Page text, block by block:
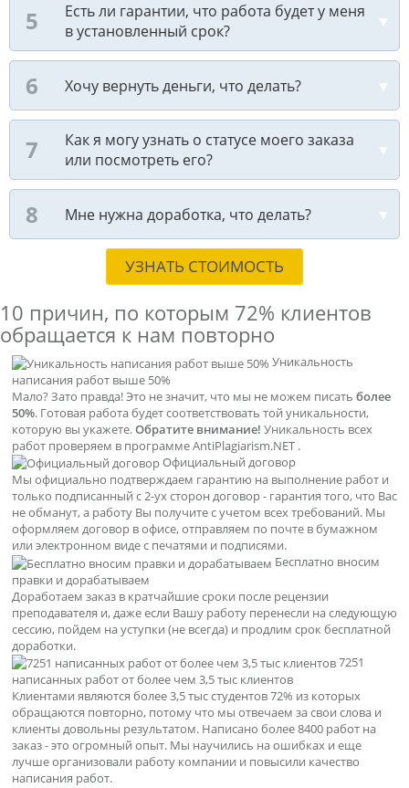
Есть ли гарантии, что работа будет у меня
в установленный срок?
Хочу вернуть деньги, что делать?
Как я могу узнать о статусе моего заказа
или посмотреть его?
Мне нужна доработка, что делать?
УЗНАТЬ СТОИМОСТЬ
10 причин, по которым 72% клиентов
обращается к нам повторно
Уникальность
написания работ выше 50%
Мало? Зато правда! Это не значит, что мы не можем писать более
50%. Готовая работа будет соответствовать той уникальности,
которую вы укажете.Обратите внимание! Уникальность всех
работ проверяем в программе AntiPlagiarism.NET .
Официальный договор
Мы официально подтверждаем гарантию на выполнение работ и
только подписанный с 2-ух сторон договор - гарантия того, что Вас
не обманут, а работу Вы получите с учетом всех требований. Мы
оформляем договор в офисе, отправляем по почте в бумажном
или электронном виде с печатями и подписями.
Бесплатно вносим
правки и дорабатываем
Доработаем заказ в кратчайшие сроки после рецензии
преподавателя и, даже если Вашу работу перенесли на следующую
сессию, пойдем на уступки (не всегда) и продлим срок бесплатной
доработки.
7251
написанных работ от более чем 3,5 тыс клиентов
Клиентами являются более 3,5 тыс студентов 72% из которых
обращаются повторно, потому что мы отвечаем за свои слова и
клиенты довольны результатом. Написано более 8400 работ на
заказ - это огромный опыт. Мы научились на ошибках и еще
лучше организовали работу компании и повысили качество
написания работ.